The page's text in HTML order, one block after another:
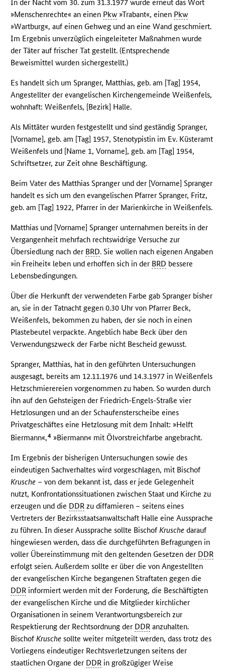
In der Nacht vom 30. zum 31.3.1977 wurde erneut das Wort
»Menschenrechte« an einen Pkw »Trabant«, einen Pkw
»Wartburg«, auf einen Gehweg und an eine Wand geschmiert.
Im Ergebnis unverzüglich eingeleiteter Maßnahmen wurde
der Täter auf frischer Tat gestellt. (Entsprechende
Beweismittel wurden sichergestellt.)
Es handelt sich um Spranger, Matthias, geb. am [Tag] 1954,
Angestellter der evangelischen Kirchengemeinde Weißenfels,
wohnhaft: Weißenfels, [Bezirk] Halle.
Als Mittäter wurden festgestellt und sind geständig Spranger,
[Vorname], geb. am [Tag] 1957, Stenotypistin im Ev. Küsteramt
Weißenfels und [Name 1, Vorname], geb. am [Tag] 1954,
Schriftsetzer, zur Zeit ohne Beschäftigung.
Beim Vater des Matthias Spranger und der [Vorname] Spranger
handelt es sich um den evangelischen Pfarrer Spranger, Fritz,
geb. am [Tag] 1922, Pfarrer in der Marienkirche in Weißenfels.
Matthias und [Vorname] Spranger unternahmen bereits in der
Vergangenheit mehrfach rechtswidrige Versuche zur
Übersiedlung nach der BRD. Sie wollen nach eigenen Angaben
»in Freiheit« leben und erhoffen sich in der BRD bessere
Lebensbedingungen.
Über die Herkunft der verwendeten Farbe gab Spranger bisher
an, sie in der Tatnacht gegen 0.30 Uhr von Pfarrer Beck,
Weißenfels, bekommen zu haben, der sie noch in einen
Plastebeutel verpackte. Angeblich habe Beck über den
Verwendungszweck der Farbe nicht Bescheid gewusst.
Spranger, Matthias, hat in den geführten Untersuchungen
ausgesagt, bereits am 12.11.1976 und 14.3.1977 in Weißenfels
Hetzschmierereien vorgenommen zu haben. So wurden durch
ihn auf den Gehsteigen der Friedrich-Engels-Straße vier
Hetzlosungen und an der Schaufensterscheibe eines
Privatgeschäftes eine Hetzlosung mit dem Inhalt: »Helft
Biermann«,4 »Biermann« mit Ölvorstreichfarbe angebracht.
Im Ergebnis der bisherigen Untersuchungen sowie des
eindeutigen Sachverhaltes wird vorgeschlagen, mit Bischof
Krusche – von dem bekannt ist, dass er jede Gelegenheit
nutzt, Konfrontationssituationen zwischen Staat und Kirche zu
erzeugen und die DDR zu diffamieren – seitens eines
Vertreters der Bezirksstaatsanwaltschaft Halle eine Aussprache
zu führen. In dieser Aussprache sollte Bischof Krusche darauf
hingewiesen werden, dass die durchgeführten Befragungen in
voller Übereinstimmung mit den geltenden Gesetzen der DDR
erfolgt seien. Außerdem sollte er über die von Angestellten
der evangelischen Kirche begangenen Straftaten gegen die
DDR informiert werden mit der Forderung, die Beschäftigten
der evangelischen Kirche und die Mitglieder kirchlicher
Organisationen in seinem Verantwortungsbereich zur
Respektierung der Rechtsordnung der DDR anzuhalten.
Bischof Krusche sollte weiter mitgeteilt werden, dass trotz des
Vorliegens eindeutiger Rechtsverletzungen seitens der
staatlichen Organe der DDR in großzügiger Weise